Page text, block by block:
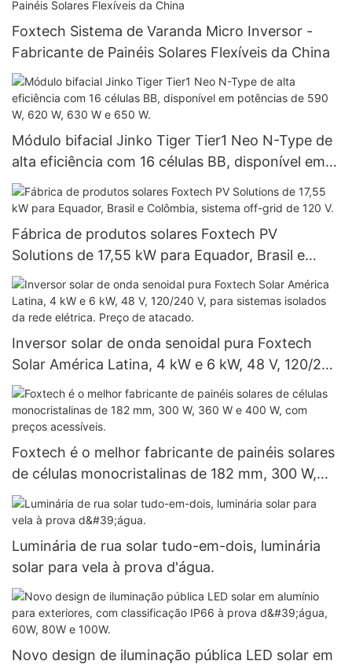
Foxtech Sistema de Varanda Micro Inversor -
Fabricante de Painéis Solares Flexíveis da China
Módulo bifacial Jinko Tiger Tier1 Neo N-Type de
alta eficiência com 16 células BB, disponível em
potências de 590 W, 620 W, 630 W e 650 W.
Fábrica de produtos solares Foxtech PV
Solutions de 17,55 kW para Equador, Brasil e
Colômbia, sistema off-grid de 120 V.
Inversor solar de onda senoidal pura Foxtech
Solar América Latina, 4 kW e 6 kW, 48 V, 120/240
V, para sistemas isolados da rede elétrica. Preço
de atacado.
Foxtech é o melhor fabricante de painéis solares
de células monocristalinas de 182 mm, 300 W,
360 W e 400 W, com preços acessíveis.
Luminária de rua solar tudo-em-dois, luminária
solar para vela à prova d'água.
Novo design de iluminação pública LED solar em